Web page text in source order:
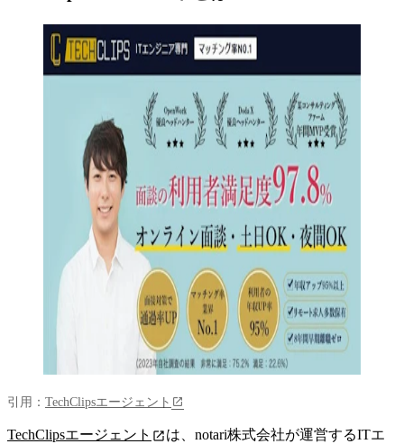
引用： TechClipsエージェント
TechClipsエージェント
は、notari株式会社が運営するITエ